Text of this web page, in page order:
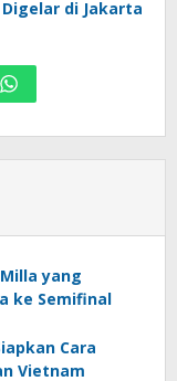
di Jakarta
yang
ke Semifinal
Cara
Vietnam